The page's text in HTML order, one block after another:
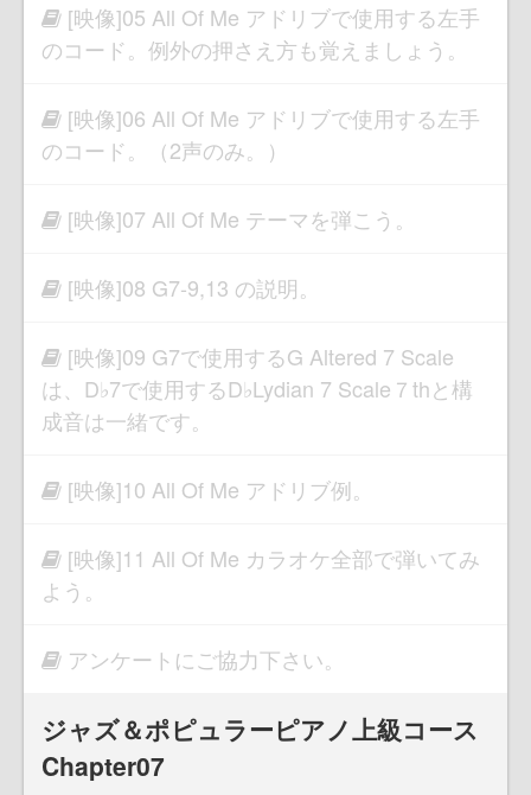
[映像]05 All Of Me アドリブで使用する左手
のコード。例外の押さえ方も覚えましょう。
[映像]06 All Of Me アドリブで使用する左手
のコード。（2声のみ。）
[映像]07 All Of Me テーマを弾こう。
[映像]08 G7-9,13 の説明。
[映像]09 G7で使用するG Altered 7 Scale
は、D♭7で使用するD♭Lydian 7 Scale７thと構
成音は一緒です。
[映像]10 All Of Me アドリブ例。
[映像]11 All Of Me カラオケ全部で弾いてみ
よう。
アンケートにご協力下さい。
ジャズ＆ポピュラーピアノ上級コース
Chapter07